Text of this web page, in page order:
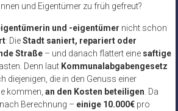
und Eigentümer zu früh gefreut?
und -eigentümer nicht schon
: DieStadt saniert, repariert oder
Straße– und danach flattert eine saftige
Denn laut Kommunalabgabengesetz
diejenigen, die in den Genuss einer
kommen, an den Kosten beteiligen . Da
Berechnung – einige 10.000€pro